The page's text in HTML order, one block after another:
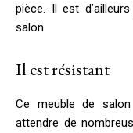
pièce. Il est
salon
Il est résistant
Ce meuble de
attendre de